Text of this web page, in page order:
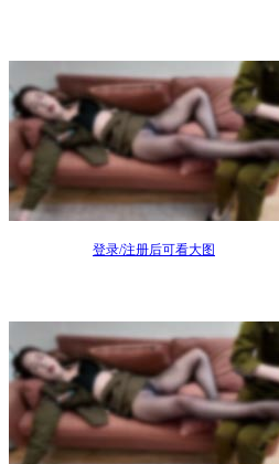
登录/注册后可看大图